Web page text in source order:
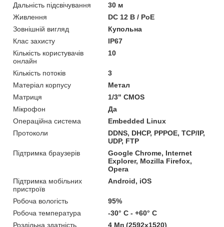
Дальність підсвічування
30 м
Живлення
DC 12 В / PoE
Зовнішній вигляд
Купольна
Клас захисту
IP67
Кількість користувачів
онлайн
10
Кількість потоків
3
Матеріал корпусу
Метал
Матриця
1/3" CMOS
Мікрофон
Да
Операційна система
Embedded Linux
Протоколи
DDNS, DHCP, PPPOE, TCP/IP,
UDP, FTP
Підтримка браузерів
Google Chrome, Internet
Explorer, Mozilla Firefox,
Opera
Підтримка мобільних
пристроїв
Android, iOS
Робоча вологість
95%
Робоча температура
-30° C - +60° C
Роздільна здатність
4 Мп (2592x1520)